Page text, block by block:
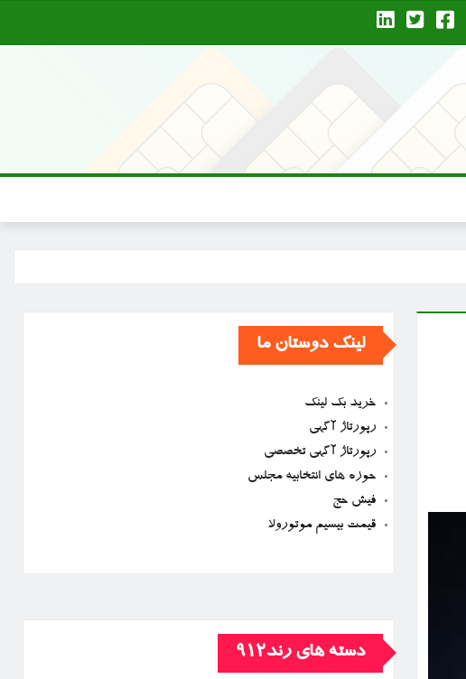
لینک دوستان ما
خرید بک لینک
رپورتاژ آگهی
رپورتاژ آگهی تخصصی
حوزه های انتخابیه مجلس
فیش حج
قیمت بیسیم موتورولا
دسته های رند912